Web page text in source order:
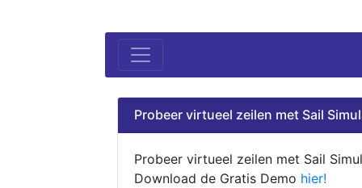
Probeer virtueel zeilen met Sail
Probeer virtueel zeilen met Sail
Download de Gratis Demo hier!